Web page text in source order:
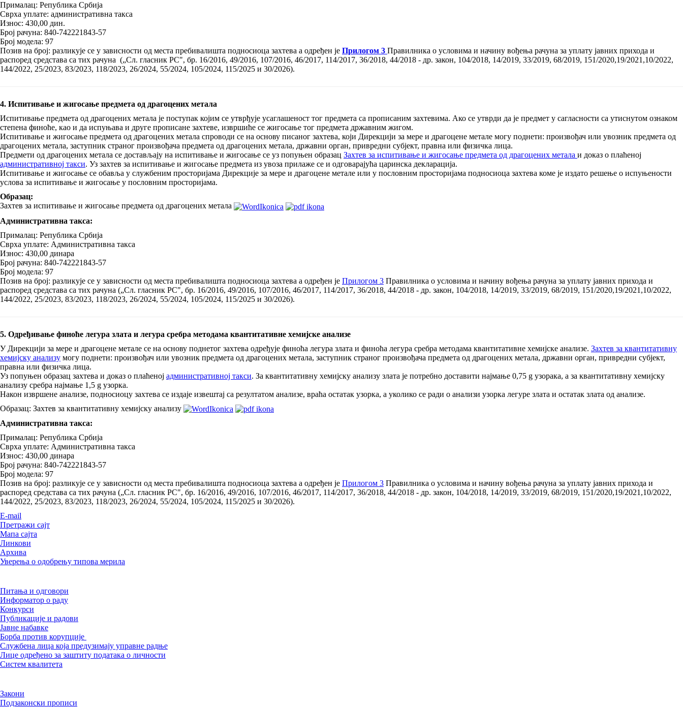
Прималац: Република Србија
Сврха уплате: административна такса
Износ: 430,00 дин.
Број рачуна: 840-742221843-57
Број модела: 97
Позив на број: разликује се у зависности од места пребивалишта подносиоца захтева a одређен је Прилогом 3 Правилника о условима и начину вођења рачуна за уплату јавних прихода и
распоред средстава са тих рачуна („Сл. гласник РС", бр. 16/2016, 49/2016, 107/2016, 46/2017, 114/2017, 36/2018, 44/2018 - др. закон, 104/2018, 14/2019, 33/2019, 68/2019, 151/2020,19/2021,10/2022,
144/2022, 25/2023, 83/2023, 118/2023, 26/2024, 55/2024, 105/2024, 115/2025 и 30/2026).
4. Испитивање и жигосање предмета од драгоцених метала
Испитивање предмета од драгоцених метала је поступак којим се утврђује усаглашеност тог предмета са прописаним захтевима. Ако се утврди да је предмет у сагласности са утиснутом ознаком
степена финоће, као и да испуњава и друге прописане захтеве, извршиће се жигосање тог предмета државним жигом.
Испитивање и жигосање предмета од драгоцених метала спроводи се на основу писаног захтева, који Дирекцији за мере и драгоцене метале могу поднети: произвођач или увозник предмета од
драгоцених метала, заступник страног произвођача предмета од драгоцених метала, државни орган, привредни субјект, правна или физичка лица.
Предмети од драгоцених метала се достављају на испитивање и жигосање се уз попуњен образац Захтев за испитивање и жигосање предмета од драгоцених метала и доказ о плаћеној
административној такси. Уз захтев за испитивање и жигосање предмета из увоза прилаже се и одговарајућа царинска декларација.
Испитивање и жигосање се обавља у службеним просторијама Дирекције за мере и драгоцене метале или у пословним просторијама подносиоца захтева коме је издато решење о испуњености
услова за испитивање и жигосање у пословним просторијама.
Образац:
Захтев за испитивање и жигосање предмета од драгоцених метала
Административна такса:
Прималац: Република Србија
Сврха уплате: Административна такса
Износ: 430,00 динара
Број рачуна: 840-742221843-57
Број модела: 97
Позив на број: разликује се у зависности од места пребивалишта подносиоца захтева a одређен је Прилогом 3 Правилника о условима и начину вођења рачуна за уплату јавних прихода и
распоред средстава са тих рачуна („Сл. гласник РС", бр. 16/2016, 49/2016, 107/2016, 46/2017, 114/2017, 36/2018, 44/2018 - др. закон, 104/2018, 14/2019, 33/2019, 68/2019, 151/2020,19/2021,10/2022,
144/2022, 25/2023, 83/2023, 118/2023, 26/2024, 55/2024, 105/2024, 115/2025 и 30/2026).
5. Одређивање финоће легура злата и легура сребра методама квантитативне хемијске анализе
У Дирекцији за мере и драгоцене метале се на основу поднетог захтева одређује финоћа легура злата и финоћа легура сребра методама квантитативне хемијске анализе. Захтев за квантитативну
хемијску анализу могу поднети: произвођач или увозник предмета од драгоцених метала, заступник страног произвођача предмета од драгоцених метала, државни орган, привредни субјект,
правна или физичка лица.
Уз попуњен образац захтева и доказ о плаћеној административној такси. За квантитативну хемијску анализу злата је потребно доставити најмање 0,75 g узорака, а за квантитативну хемијску
анализу сребра најмање 1,5 g узорка.
Након извршене анализе, подносиоцу захтева се издаје извештај са резултатом анализе, враћа остатак узорка, а уколико се ради о анализи узорка легуре злата и остатак злата од анализе.
Образац: Захтев за квантитативну хемијску анализу
Административна такса:
Прималац: Република Србија
Сврха уплате: Административна такса
Износ: 430,00 динара
Број рачуна: 840-742221843-57
Број модела: 97
Позив на број: разликује се у зависности од места пребивалишта подносиоца захтева a одређен је Прилогом 3 Правилника о условима и начину вођења рачуна за уплату јавних прихода и
распоред средстава са тих рачуна („Сл. гласник РС", бр. 16/2016, 49/2016, 107/2016, 46/2017, 114/2017, 36/2018, 44/2018 - др. закон, 104/2018, 14/2019, 33/2019, 68/2019, 151/2020,19/2021,10/2022,
144/2022, 25/2023, 83/2023, 118/2023, 26/2024, 55/2024, 105/2024, 115/2025 и 30/2026).
Е-mail
Претражи сајт
Мапа сајта
Линкови
Архива
Уверења о одобрењу типова мерила
Питања и одговори
Информатор о раду
Конкурси
Публикације и радови
Јавне набавке
Борба против корупције
Службена лица која предузимају управне радње
Лице одређено за заштиту података о личности
Систем квалитета
Закони
Подзаконски прописи